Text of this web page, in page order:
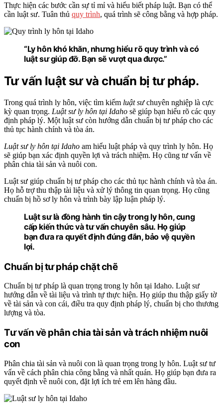
Thực hiện các bước cần sự tỉ mỉ và hiểu biết pháp luật. Bạn có thể
cần luật sư. Tuân thủ quy trình, quá trình sẽ công bằng và hợp pháp.
“Ly hôn khó khăn, nhưng hiểu rõ quy trình và có
luật sư giúp đỡ. Bạn sẽ vượt qua được.”
Tư vấn luật sư và chuẩn bị tư pháp.
Trong quá trình ly hôn, việc tìm kiếm luật sưchuyên nghiệp là cực
kỳ quan trọng. Luật sư ly hôn tại Idaho sẽ giúp bạn hiểu rõ các quy
định pháp lý. Một luật sư còn hướng dẫn chuẩn bị tư pháp cho các
thủ tục hành chính và tòa án.
Luật sư ly hôn tại Idaho am hiểu luật pháp và quy trình ly hôn. Họ
sẽ giúp bạn xác định quyền lợi và trách nhiệm. Họ cũng tư vấn về
phân chia tài sản và nuôi con.
Luật sư giúp chuẩn bị tư pháp cho các thủ tục hành chính và tòa án.
Họ hỗ trợ thu thập tài liệu và xử lý thông tin quan trọng. Họ cũng
chuẩn bị hồ sơ ly hôn và trình bày lập luận pháp lý.
Luật sư là đồng hành tin cậy trong ly hôn, cung
cấp kiến thức và tư vấn chuyên sâu. Họ giúp
bạn đưa ra quyết định đúng đắn, bảo vệ quyền
lợi.
Chuẩn bị tư pháp chặt chẽ
Chuẩn bị tư pháp là quan trọng trong ly hôn tại Idaho. Luật sư
hướng dẫn về tài liệu và trình tự thực hiện. Họ giúp thu thập giấy tờ
về tài sản và con cái, điều tra quy định pháp lý, chuẩn bị cho thương
lượng và tòa.
Tư vấn về phân chia tài sản và trách nhiệm nuôi
con
Phân chia tài sản và nuôi con là quan trọng trong ly hôn. Luật sư tư
vấn về cách phân chia công bằng và nhất quán. Họ giúp bạn đưa ra
quyết định về nuôi con, đặt lợi ích trẻ em lên hàng đầu.